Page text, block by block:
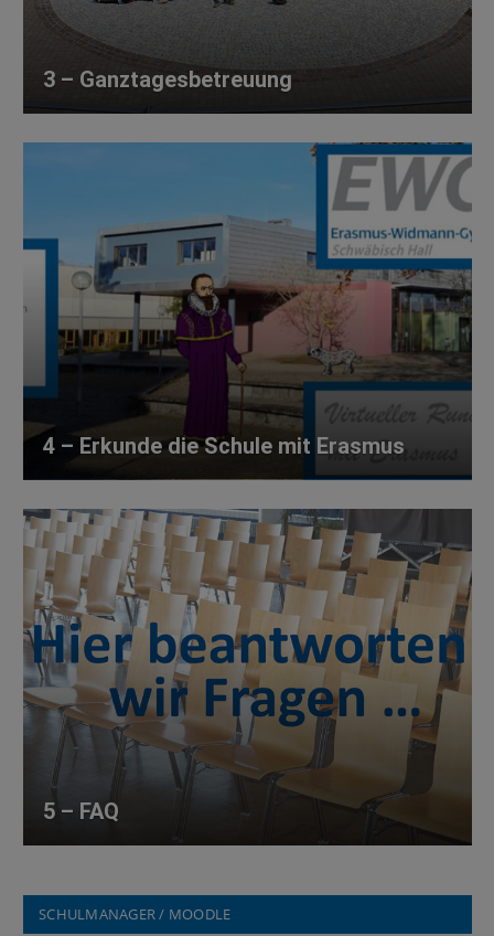
3 – Ganztagesbetreuung
4 – Erkunde die Schule mit Erasmus
5 – FAQ
SCHULMANAGER / MOODLE